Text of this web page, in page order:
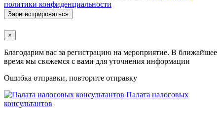
политики конфиденциальности
Зарегистрироваться
×
Благодарим вас за регистрацию на мероприятие. В ближайшее
время мы свяжемся с вами для уточнения информации
Ошибка отправки, повторите отправку
Палата налоговых
консультантов